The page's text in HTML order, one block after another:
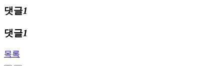
댓글1
댓글1
목록